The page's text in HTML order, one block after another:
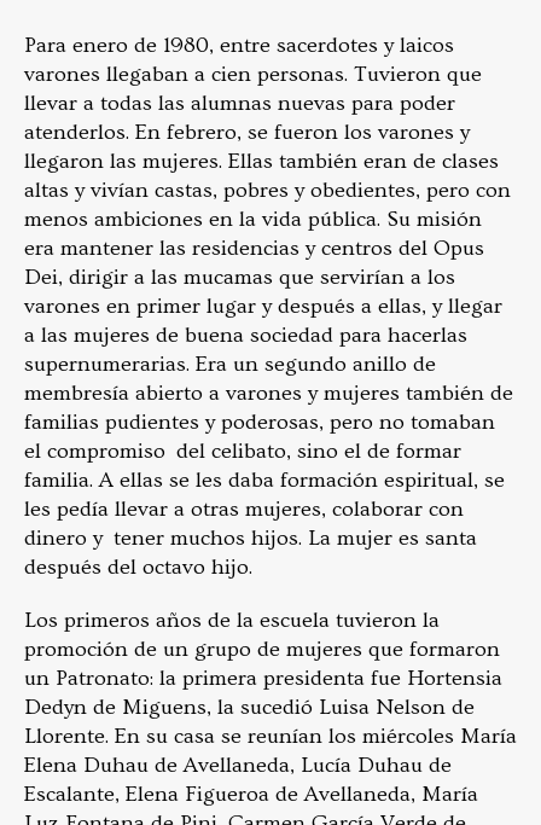
Para enero de 1980, entre sacerdotes y laicos
varones llegaban a cien personas. Tuvieron que
llevar a todas las alumnas nuevas para poder
atenderlos. En febrero, se fueron los varones y
llegaron las mujeres. Ellas también eran de clases
altas y vivían castas, pobres y obedientes, pero con
menos ambiciones en la vida pública. Su misión
era mantener las residencias y centros del Opus
Dei, dirigir a las mucamas que servirían a los
varones en primer lugar y después a ellas, y llegar
a las mujeres de buena sociedad para hacerlas
supernumerarias. Era un segundo anillo de
membresía abierto a varones y mujeres también de
familias pudientes y poderosas, pero no tomaban
el compromiso del celibato, sino el de formar
familia. A ellas se les daba formación espiritual, se
les pedía llevar a otras mujeres, colaborar con
dinero y tener muchos hijos. La mujer es santa
después del octavo hijo.
Los primeros años de la escuela tuvieron la
promoción de un grupo de mujeres que formaron
un Patronato: la primera presidenta fue Hortensia
Dedyn de Miguens, la sucedió Luisa Nelson de
Llorente. En su casa se reunían los miércoles María
Elena Duhau de Avellaneda, Lucía Duhau de
Escalante, Elena Figueroa de Avellaneda, María